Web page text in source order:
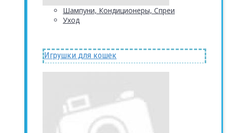
Шампуни, Кондиционеры, Спреи
Уход
Игрушки для кошек